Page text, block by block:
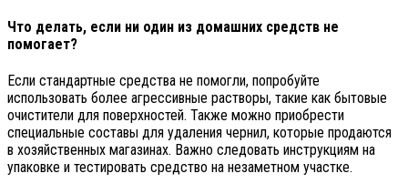
Что делать, если ни один из домашних средств не
помогает?
Если стандартные средства не помогли, попробуйте
использовать более агрессивные растворы, такие как бытовые
очистители для поверхностей. Также можно приобрести
специальные составы для удаления чернил, которые продаются
в хозяйственных магазинах. Важно следовать инструкциям на
упаковке и тестировать средство на незаметном участке.